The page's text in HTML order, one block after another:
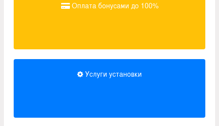
Оплата бонусами до 100%
Услуги установки